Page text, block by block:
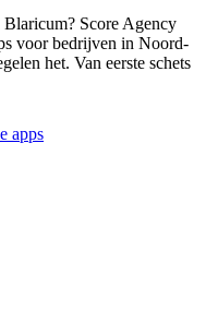
Score Agency
voor bedrijven in Noord-
het. Van eerste schets
apps